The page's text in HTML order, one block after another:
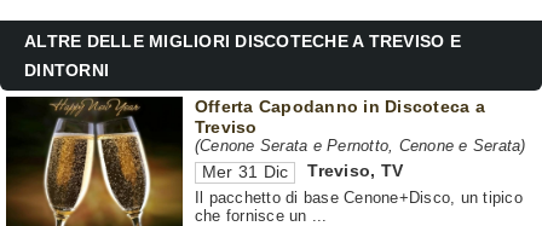
ALTRE DELLE MIGLIORI DISCOTECHE A TREVISO E
DINTORNI
Offerta Capodanno in Discoteca a
Treviso
(Cenone Serata e Pernotto, Cenone e Serata)
Mer 31 Dic Treviso, TV
Il pacchetto di base Cenone+Disco, un tipico
che fornisce un ...